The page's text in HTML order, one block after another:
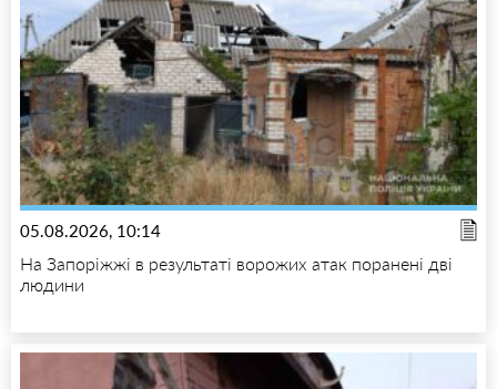
05.08.2026, 10:14
На Запоріжжі в результаті ворожих атак поранені дві
людини